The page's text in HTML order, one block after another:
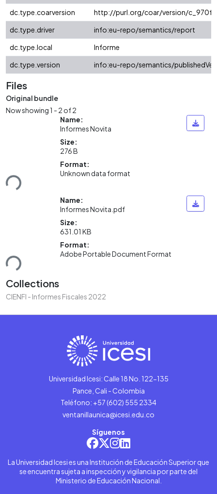
dc.type.coarversion
http://purl.org/coar/version/
dc.type.driver
info:eu-repo/semantics/report
dc.type.local
Informe
dc.type.version
info:eu-repo/semantics/
Files
Original bundle
Now showing1 - 2 of 2
Name:
Informes Novita
Size:
276 B
Format:
Unknown data format
Name:
Informes Novita.pdf
Size:
631.01 KB
Format:
Adobe Portable Document Format
Collections
CIENFI - Informes Fiscales 2022
Universidad Icesi: Calle 18 No. 122-135
Pance, Cali - Colombia
Teléfono: +57 (602) 555 2334
ventanillaunica@icesi.edu.co
Síguenos
La Universidad Icesi es una Institución de Educación Superior que
se encuentra sujeta a inspección y vigilancia por parte del
Ministerio de Educación Nacional.